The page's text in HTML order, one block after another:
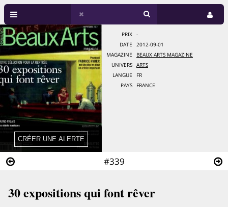
#339
PRIX
-
DATE
2012-09-01
MAGAZINE
BEAUX ARTS MAGAZINE
UNIVERS
ARTS
LANGUE
FR
PAYS
FRANCE
30 expositions qui font rêver